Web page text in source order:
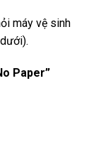
máy vệ sinh
Paper”